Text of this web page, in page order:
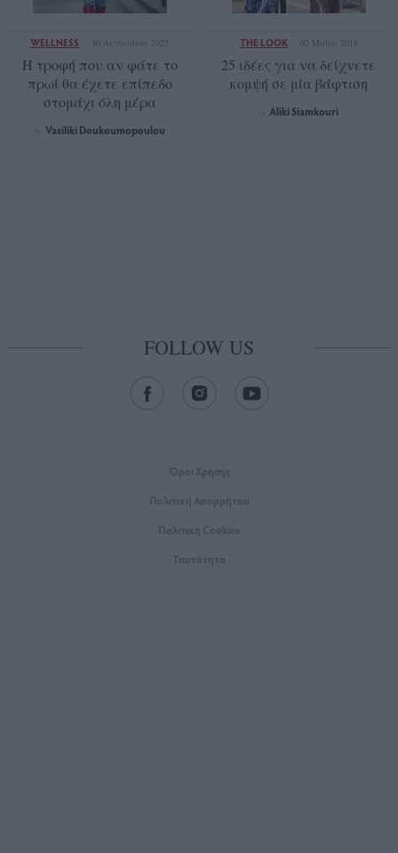
WELLNESS 30 Αυγούστου 2023
Η τροφή που αν φάτε το
πρωί θα έχετε επίπεδο
στομάχι όλη μέρα
Vasiliki Doukoumopoulou
THE LOOK 02 Μαΐου 2018
25 ιδέες για να δείχνετε
κομψή σε μία βάφτιση
Aliki Siamkouri
FOLLOW US
Όροι Xρήσης
Πολιτική Απορρήτου
Πολιτική Cookies
Ταυτότητα